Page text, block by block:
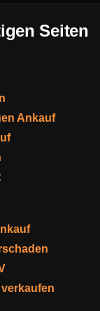
Seiten
Ankauf